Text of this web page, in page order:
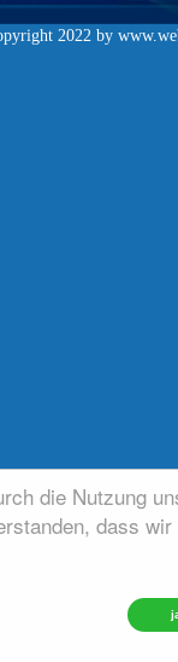
die Nutzung
dass wir
2022 by